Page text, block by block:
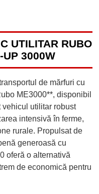
UTILITAR RUBO
3000W
de mărfuri cu
ME3000**, disponibil
vehicul utilitar robust
intensivă în ferme,
rurale. Propulsat de
generoasă cu
oferă o alternativă
de economică pentru